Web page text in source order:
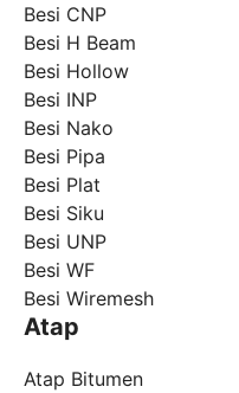
Besi CNP
Besi H Beam
Besi Hollow
Besi INP
Besi Nako
Besi Pipa
Besi Plat
Besi Siku
Besi UNP
Besi WF
Besi Wiremesh
Atap
Atap Bitumen